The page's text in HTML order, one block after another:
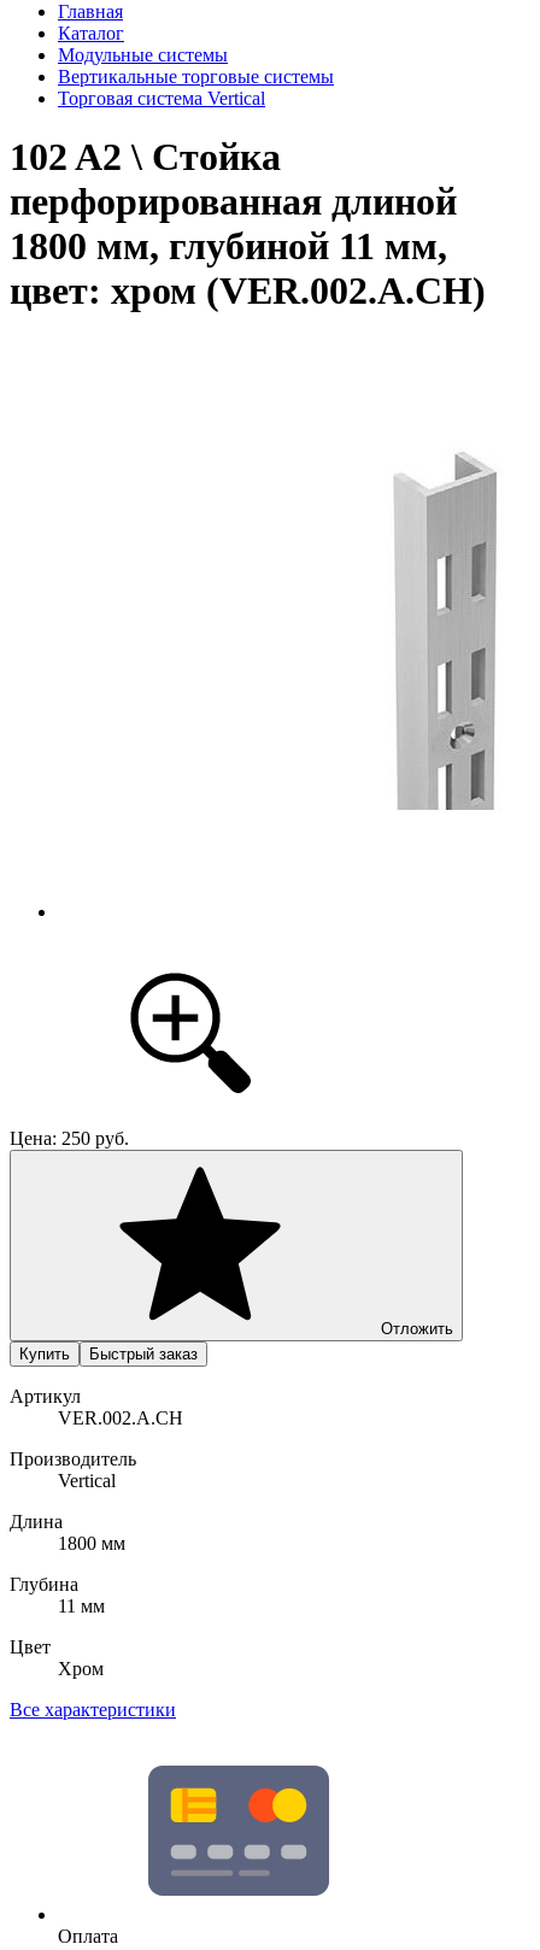
Главная
Каталог
Модульные системы
Вертикальные торговые системы
Торговая система Vertical
102 A2 \ Стойка
перфорированная длиной
1800 мм, глубиной 11 мм,
цвет: хром (VER.002.A.CH)
Цена: 250 руб.
Отложить
Купить
Быстрый заказ
Артикул
VER.002.A.CH
Производитель
Vertical
Длина
1800 мм
Глубина
11 мм
Цвет
Хром
Все характеристики
Оплата